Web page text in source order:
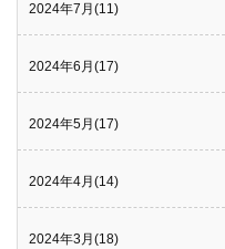
2024年7月(11)
2024年6月(17)
2024年5月(17)
2024年4月(14)
2024年3月(18)